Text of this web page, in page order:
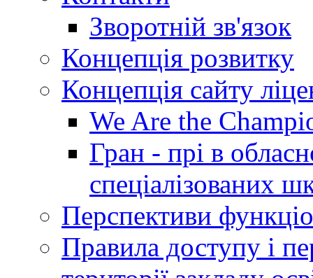
Зворотній зв'язок
Концепція розвитку
Концепція сайту
We Are the
Гран - прі в
спеціалізованих
Перспективи
Правила доступу і